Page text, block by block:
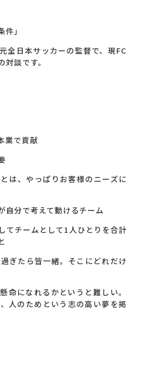
」
全日本サッカーの監督で、現FC
談です。
業で貢献
は、やっぱりお客様のニーズに
自分で考えて動けるチーム
てチームとして1人ひとりを合計
ぎたら皆一緒。そこにどれだけ
命になれるかというと難しい。
人のためという志の高い夢を掲